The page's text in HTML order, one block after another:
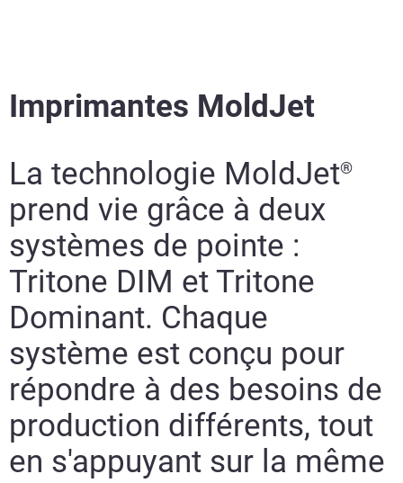
Imprimantes MoldJet
La technologie MoldJet®
prend vie grâce à deux
systèmes de pointe :
Tritone DIM et Tritone
Dominant. Chaque
système est conçu pour
répondre à des besoins de
production différents, tout
en s'appuyant sur la même